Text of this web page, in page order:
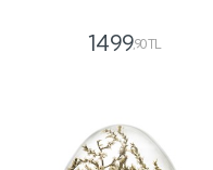
1499,90 TL